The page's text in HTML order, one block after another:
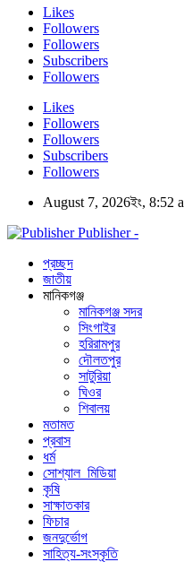
Likes
Followers
Followers
Subscribers
Followers
Likes
Followers
Followers
Subscribers
Followers
August 7, 2026ইং, 8:52
Publisher -
প্রচ্ছদ
জাতীয়
মানিকগঞ্জ
মানিকগঞ্জ সদর
সিংগাইর
হরিরামপুর
দৌলতপুর
সাটুরিয়া
ঘিওর
শিবালয়
মতামত
প্রবাস
ধর্ম
সোশ্যাল_মিডিয়া
কৃষি
সাক্ষাতকার
ফিচার
জনদুর্ভোগ
সাহিত্য-সংস্কৃতি